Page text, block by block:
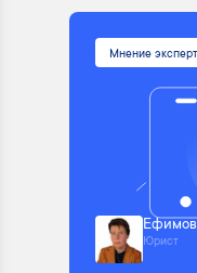
Мнение
Юрист